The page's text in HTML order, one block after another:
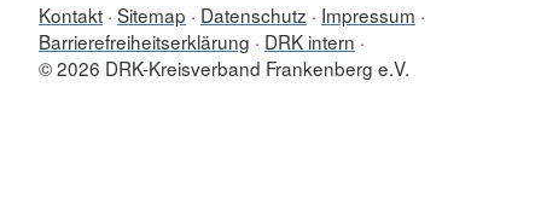
Kontakt Sitemap Datenschutz
Impressum
Barrierefreiheitserklärung
DRK intern
© 2026 DRK-Kreisverband Frankenberg e.V.